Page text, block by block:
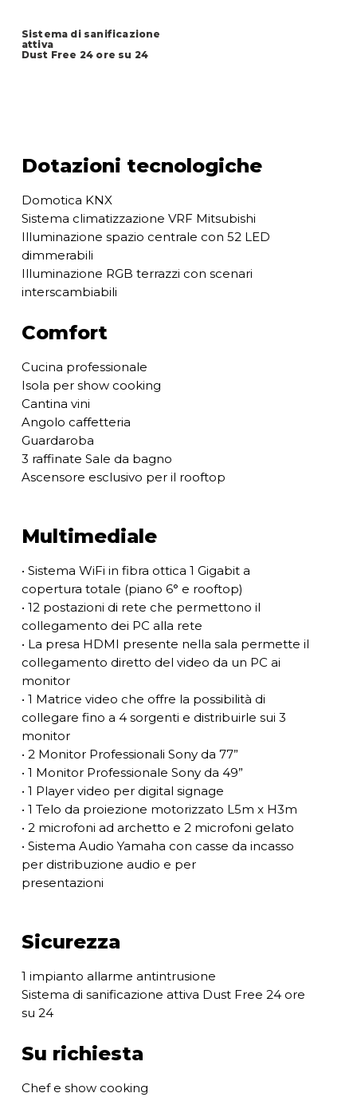
Sistema di sanificazione
attiva
Dust Free 24 ore su 24
Dotazioni tecnologiche
Domotica KNX
Sistema climatizzazione VRF Mitsubishi
Illuminazione spazio centrale con 52 LED
dimmerabili
Illuminazione RGB terrazzi con scenari
interscambiabili
Comfort
Cucina professionale
Isola per show cooking
Cantina vini
Angolo caffetteria
Guardaroba
3 raffinate Sale da bagno
Ascensore esclusivo per il rooftop
Multimediale
• Sistema WiFi in fibra ottica 1 Gigabit a
copertura totale (piano 6° e rooftop)
• 12 postazioni di rete che permettono il
collegamento dei PC alla rete
• La presa HDMI presente nella sala permette il
collegamento diretto del video da un PC ai
monitor
• 1 Matrice video che offre la possibilità di
collegare fino a 4 sorgenti e distribuirle sui 3
monitor
• 2 Monitor Professionali Sony da 77”
• 1 Monitor Professionale Sony da 49”
• 1 Player video per digital signage
• 1 Telo da proiezione motorizzato L5m x H3m
• 2 microfoni ad archetto e 2 microfoni gelato
• Sistema Audio Yamaha con casse da incasso
per distribuzione audio e per
presentazioni
Sicurezza
1 impianto allarme antintrusione
Sistema di sanificazione attiva Dust Free 24 ore
su 24
Su richiesta
Chef e show cooking